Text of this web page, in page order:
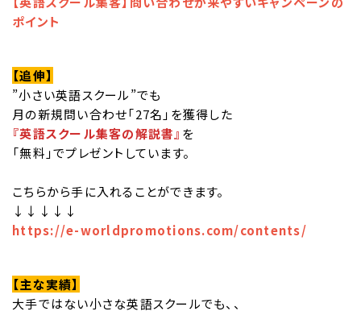
ポイント
【追伸】
”小さい英語スクール”でも
月の新規問い合わせ「27名」を獲得した
『英語スクール集客の解説書』 を
「無料」でプレゼントしています。
こちらから手に入れることができます。
↓↓↓↓↓
https://e-worldpromotions.com/contents/
【主な実績】
大手ではない小さな英語スクールでも、、